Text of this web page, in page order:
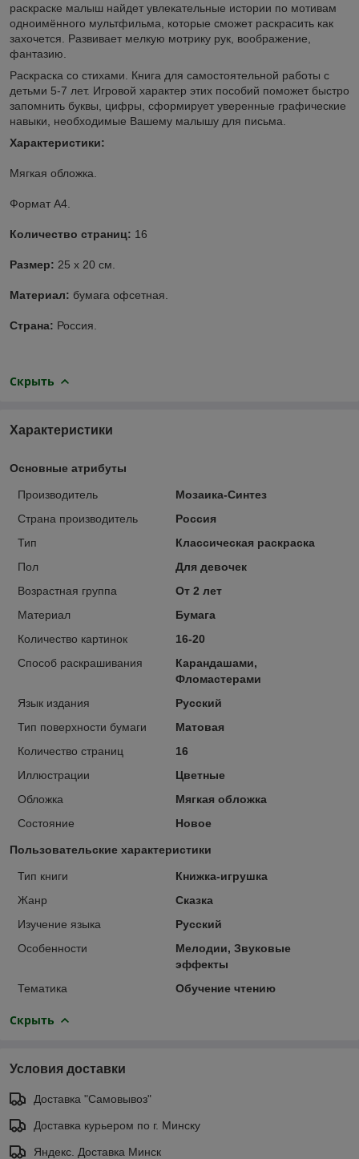
раскраске малыш найдет увлекательные истории по мотивам
одноимённого мультфильма, которые сможет раскрасить как
захочется. Развивает мелкую мотрику рук, воображение,
фантазию.
Раскраска со стихами. Книга для самостоятельной работы с
детьми 5-7 лет. Игровой характер этих пособий поможет быстро
запомнить буквы, цифры, сформирует уверенные графические
навыки, необходимые Вашему малышу для письма.
Характеристики:
Мягкая обложка.
Формат А4.
Количество страниц: 16
Размер: 25 x 20 см.
Материал: бумага офсетная.
Страна: Россия.
Скрыть
Характеристики
Основные атрибуты
Производитель
Мозаика-Синтез
Страна производитель
Россия
Тип
Классическая раскраска
Пол
Для девочек
Возрастная группа
От 2 лет
Материал
Бумага
Количество картинок
16-20
Способ раскрашивания
Карандашами,
Фломастерами
Язык издания
Русский
Тип поверхности бумаги
Матовая
Количество страниц
16
Иллюстрации
Цветные
Обложка
Мягкая обложка
Состояние
Новое
Пользовательские характеристики
Тип книги
Книжка-игрушка
Жанр
Сказка
Изучение языка
Русский
Особенности
Мелодии, Звуковые
эффекты
Тематика
Обучение чтению
Скрыть
Условия доставки
Доставка "Самовывоз"
Доставка курьером по г. Минску
Яндекс. Доставка Минск